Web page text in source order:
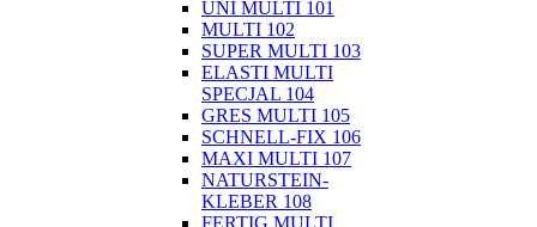
UNI MULTI 101
MULTI 102
SUPER MULTI 103
ELASTI MULTI
SPECJAL 104
GRES MULTI 105
SCHNELL-FIX 106
MAXI MULTI 107
NATURSTEIN-
KLEBER 108
FERTIG MULTI